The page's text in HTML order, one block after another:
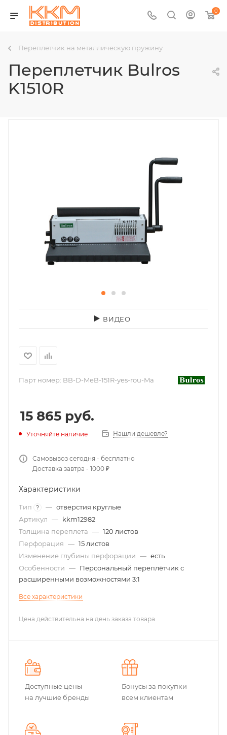
0
Переплетчик на металлическую пружину
Переплетчик Bulros
K1510R
ВИДЕО
Парт номер: BB-D-MeB-151R-yes-rou-Ma
15 865 руб.
Уточняйте наличие Нашли дешевле?
Самовывоз сегодня - бесплатно
Доставка завтра - 1000 ₽
Характеристики
Тип ? — отверстия круглые
Артикул — kkm12982
Толщина переплета — 120 листов
Перфорация — 15 листов
Изменение глубины перфорации — есть
Особенности — Персональный переплётчик с
расширенными возможностями 3:1
Все характеристики
Цена действительна на день заказа товара
Доступные цены
на лучшие бренды
Бонусы за покупки
всем клиентам